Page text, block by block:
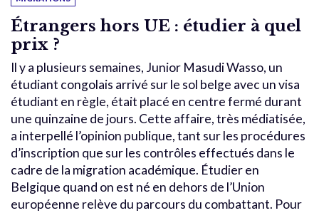
Étrangers hors UE : étudier à quel
prix ?
Il y a plusieurs semaines, Junior Masudi Wasso, un
étudiant congolais arrivé sur le sol belge avec un visa
étudiant en règle, était placé en centre fermé durant
une quinzaine de jours. Cette affaire, très médiatisée,
a interpellé l’opinion publique, tant sur les procédures
d’inscription que sur les contrôles effectués dans le
cadre de la migration académique. Étudier en
Belgique quand on est né en dehors de l’Union
européenne relève du parcours du combattant. Pour